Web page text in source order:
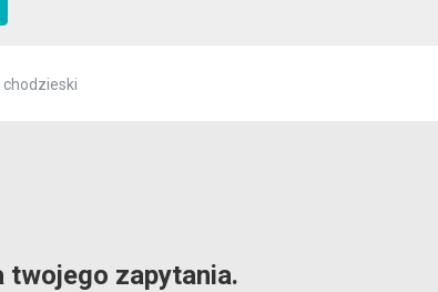
chodzieski
twojego zapytania.